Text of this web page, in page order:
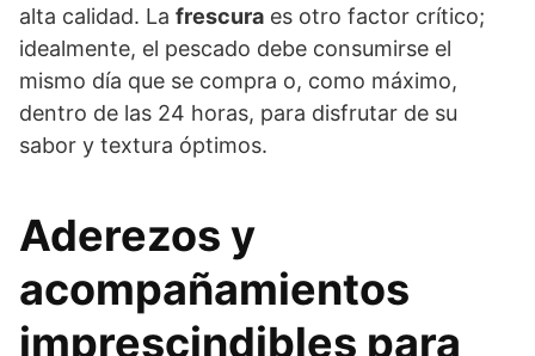
alta calidad. La frescura es otro factor crítico;
idealmente, el pescado debe consumirse el
mismo día que se compra o, como máximo,
dentro de las 24 horas, para disfrutar de su
sabor y textura óptimos.
Aderezos y
acompañamientos
imprescindibles para